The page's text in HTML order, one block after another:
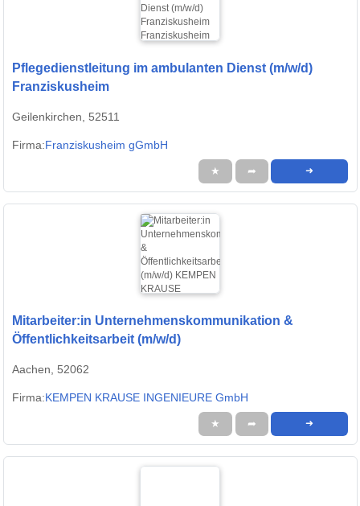
Pflegedienstleitung im ambulanten Dienst (m/w/d)
Franziskusheim
Geilenkirchen, 52511
Firma:Franziskusheim gGmbH
★ ➦ ➜
Mitarbeiter:in Unternehmenskommunikation &
Öffentlichkeitsarbeit (m/w/d)
Aachen, 52062
Firma:KEMPEN KRAUSE INGENIEURE GmbH
★ ➦ ➜